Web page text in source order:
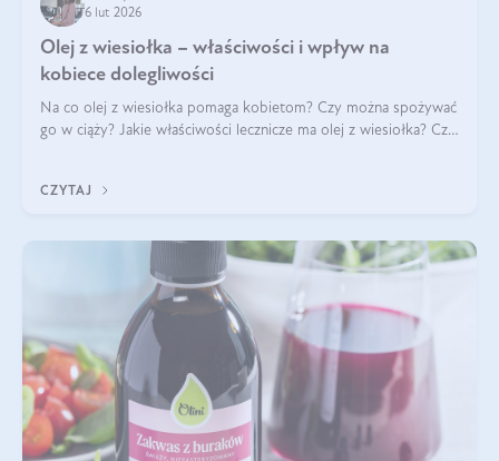
6 lut 2026
Olej z wiesiołka – właściwości i wpływ na
kobiece dolegliwości
Na co olej z wiesiołka pomaga kobietom? Czy można spożywać
go w ciąży? Jakie właściwości lecznicze ma olej z wiesiołka? Czy
CZYTAJ